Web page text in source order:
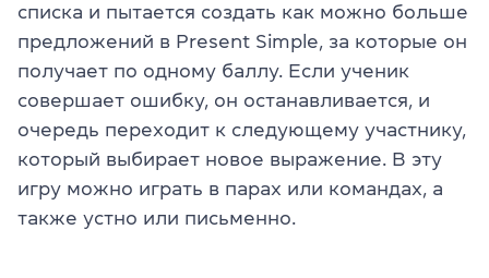
списка и пытается создать как можно больше
предложений в Present Simple, за которые он
получает по одному баллу. Если ученик
совершает ошибку, он останавливается, и
очередь переходит к следующему участнику,
который выбирает новое выражение. В эту
игру можно играть в парах или командах, а
также устно или письменно.